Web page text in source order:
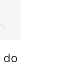
do